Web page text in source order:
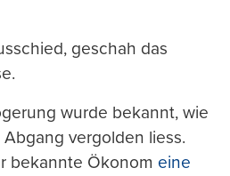
geschah das
wurde bekannt, wie
vergolden liess.
bekannte Ökonom eine